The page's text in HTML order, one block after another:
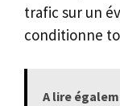
trafic sur un
conditionne
A lire